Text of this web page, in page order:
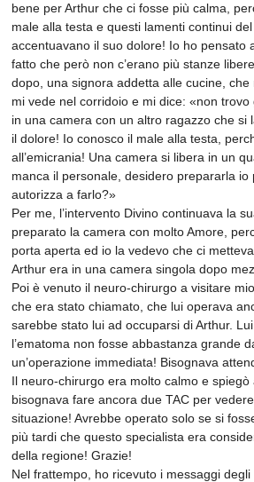
bene per Arthur che ci fosse più calma,
male alla testa e questi lamenti continui
accentuavano il suo dolore! Io ho pensato
fatto che però non c’erano più stanze
dopo, una signora addetta alle cucine, che
mi vede nel corridoio e mi dice: «non
in una camera con un altro ragazzo che si
il dolore! Io conosco il male alla testa,
all’emicrania! Una camera si libera in un
manca il personale, desidero prepararla io
autorizza a farlo?»
Per me, l’intervento Divino continuava la
preparato la camera con molto Amore,
porta aperta ed io la vedevo che ci
Arthur era in una camera singola dopo
Poi è venuto il neuro-chirurgo a visitare
che era stato chiamato, che lui operava
sarebbe stato lui ad occuparsi di Arthur.
l’ematoma non fosse abbastanza grande
un’operazione immediata! Bisognava
Il neuro-chirurgo era molto calmo e spiegò
bisognava fare ancora due TAC per
situazione! Avrebbe operato solo se si
più tardi che questo specialista era
della regione! Grazie!
Nel frattempo, ho ricevuto i messaggi